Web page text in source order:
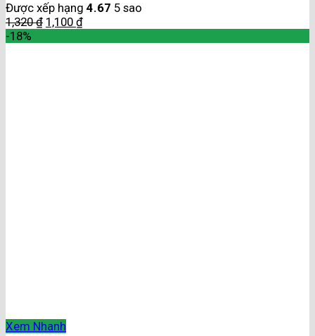
Được xếp hạng 4.67 5 sao
1,320₫ 1,100 ₫
-18%
Xem Nhanh